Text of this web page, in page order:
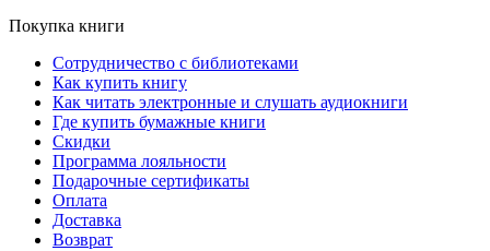
Покупка книги
Сотрудничество с библиотеками
Как купить книгу
Как читать электронные и слушать аудиокниги
Где купить бумажные книги
Скидки
Программа лояльности
Подарочные сертификаты
Оплата
Доставка
Возврат